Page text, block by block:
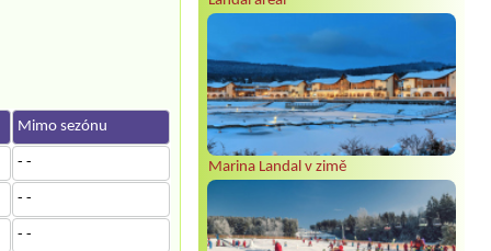
Marina Landal v zimě
Mimo sezónu
- -
- -
- -